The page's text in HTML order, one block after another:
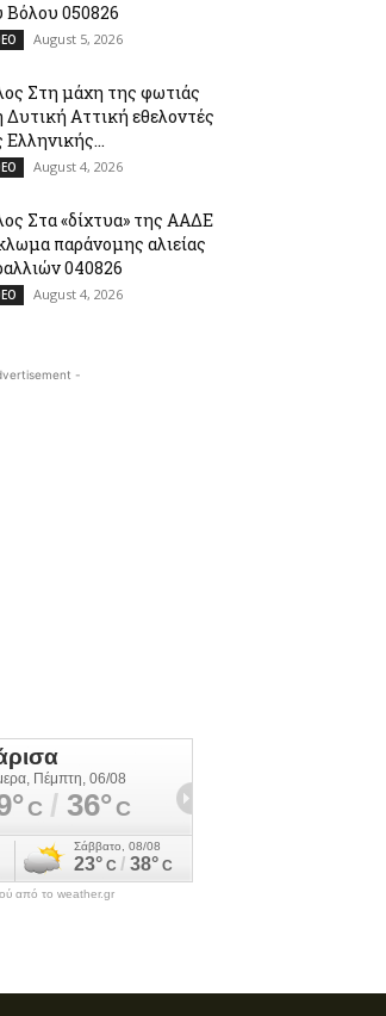
Βόλου 050826
August 5, 2026
Στη μάχη της φωτιάς
Δυτική Αττική εθελοντές
Ελληνικής...
August 4, 2026
Στα «δίχτυα» της ΑΑΔΕ
παράνομης αλιείας
040826
August 4, 2026
-
από το weather.gr